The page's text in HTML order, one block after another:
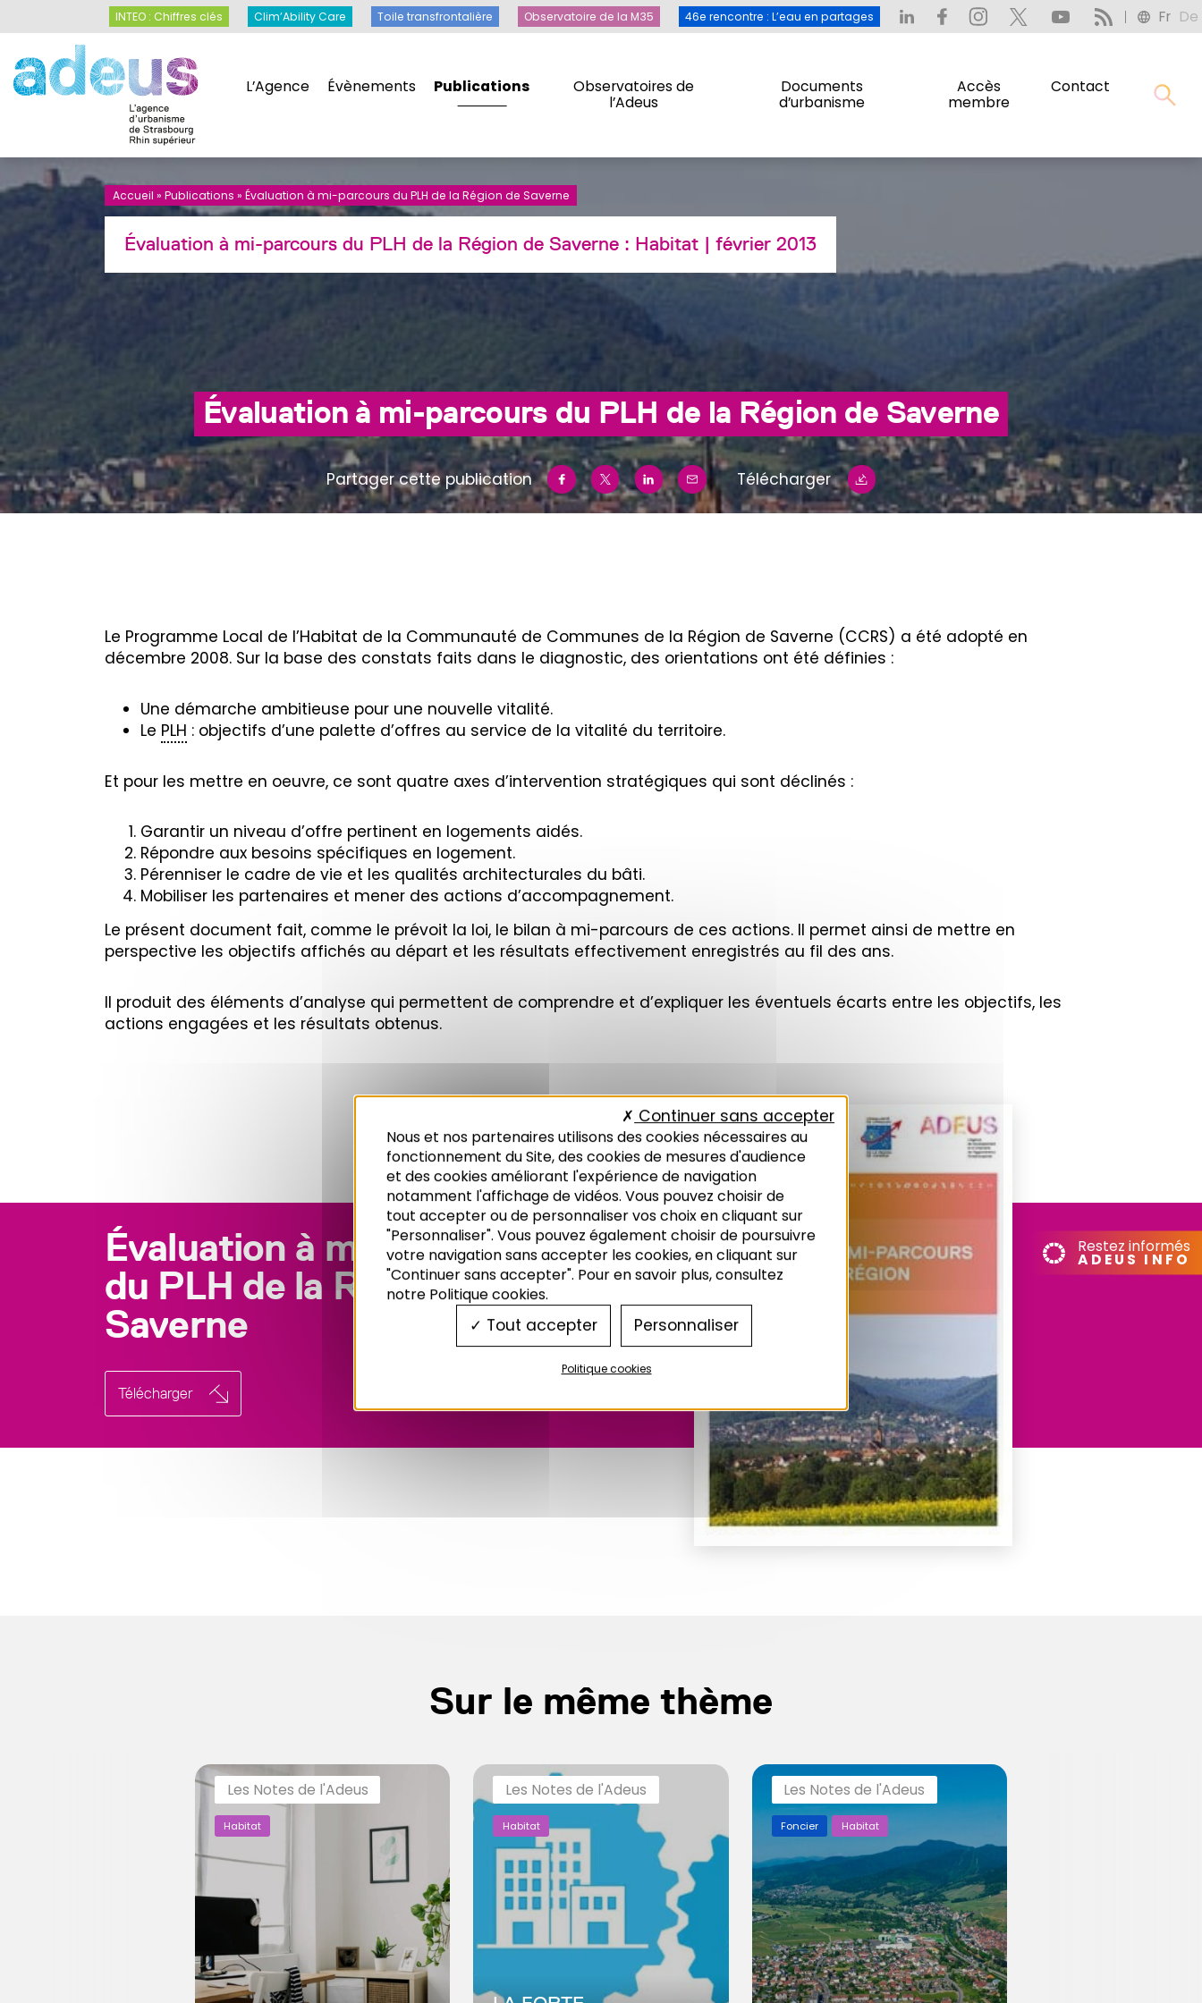
L’Agence Évènements Publications
Observatoires de
l’Adeus
Documents
d’urbanisme
Accès
membre
Contact
INTEO : Chiffres clés Clim’Ability Care Toile transfrontalière Observatoire de la M35 46e rencontre : L’eau en partages Fr De
INTEO : Chiffres clés Clim’Ability Care Toile transfrontalière Observatoire de la M35 46e rencontre : L’eau en partages Fr De
Recherche
Accueil » Publications » Évaluation à mi-parcours du PLH de la Région de Saverne
Évaluation à mi-parcours du PLH de la Région de Saverne : Habitat| février 2013
Évaluation à mi-parcours du PLH de la Région de Saverne
Partager cette publication Télécharger
Le Programme Local de l’Habitat de la Communauté de Communes de la Région de Saverne (CCRS) a été adopté en
décembre 2008. Sur la base des constats faits dans le diagnostic, des orientations ont été définies :
Une démarche ambitieuse pour une nouvelle vitalité.
Le PLH : objectifs d’une palette d’offres au service de la vitalité du territoire.
Et pour les mettre en oeuvre, ce sont quatre axes d’intervention stratégiques qui sont déclinés :
Garantir un niveau d’offre pertinent en logements aidés.
Répondre aux besoins spécifiques en logement.
Pérenniser le cadre de vie et les qualités architecturales du bâti.
Mobiliser les partenaires et mener des actions d’accompagnement.
Le présent document fait, comme le prévoit la loi, le bilan à mi-parcours de ces actions. Il permet ainsi de mettre en
perspective les objectifs affichés au départ et les résultats effectivement enregistrés au fil des ans.
Il produit des éléments d’analyse qui permettent de comprendre et d’expliquer les éventuels écarts entre les objectifs, les
actions engagées et les résultats obtenus.
Évaluation à mi-parcours
du PLH de la Région de
Saverne
Télécharger
Sur le même thème
Les Notes de l'Adeus
Habitat
Les Notes de l'Adeus
Habitat
Les Notes de l'Adeus
Foncier Habitat
Restez informés
ADEUS INFO
Panneau de gestion des cookies
Nous et nos partenaires utilisons des cookies nécessaires au
fonctionnement du Site, des cookies de mesures d'audience
et des cookies améliorant l'expérience de navigation
notamment l'affichage de vidéos. Vous pouvez choisir de
tout accepter ou de personnaliser vos choix en cliquant sur
"Personnaliser". Vous pouvez également choisir de poursuivre
votre navigation sans accepter les cookies, en cliquant sur
"Continuer sans accepter". Pour en savoir plus, consultez
notre Politique cookies.
Tout accepter
Continuer sans accepter
Personnaliser
Politique cookies